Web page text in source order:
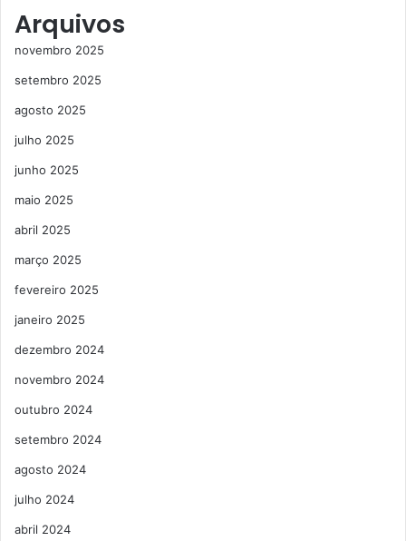
Arquivos
novembro 2025
setembro 2025
agosto 2025
julho 2025
junho 2025
maio 2025
abril 2025
março 2025
fevereiro 2025
janeiro 2025
dezembro 2024
novembro 2024
outubro 2024
setembro 2024
agosto 2024
julho 2024
abril 2024